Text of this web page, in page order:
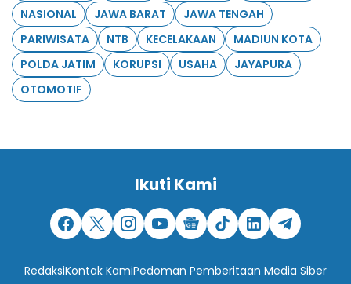
NASIONAL
JAWA BARAT
JAWA TENGAH
PARIWISATA
NTB KECELAKAAN
MADIUN KOTA
POLDA JATIM
KORUPSI USAHA
JAYAPURA
OTOMOTIF
Ikuti Kami
RedaksiKontak KamiPedoman Pemberitaan Media Siber